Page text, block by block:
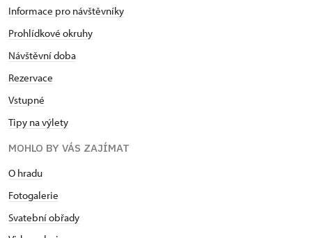
Informace pro návštěvníky
Prohlídkové okruhy
Návštěvní doba
Rezervace
Vstupné
Tipy na výlety
MOHLO BY VÁS ZAJÍMAT
O hradu
Fotogalerie
Svatební obřady